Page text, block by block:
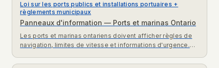
Loi sur les ports publics et installations portuaires +
règlements municipaux
Panneaux d'information — Ports et marinas Ontario
Les ports et marinas ontariens doivent afficher règles de
navigation, limites de vitesse et informations d'urgence.